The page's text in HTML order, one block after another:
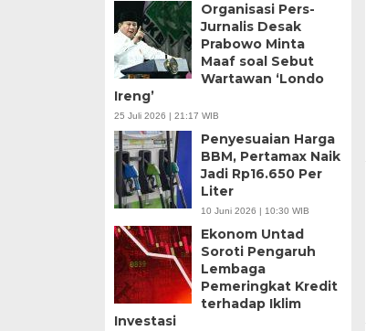
Organisasi Pers-
Jurnalis Desak
Prabowo Minta
Maaf soal Sebut
Wartawan ‘Londo
Ireng’
25 Juli 2026 | 21:17 WIB
Penyesuaian Harga
BBM, Pertamax Naik
Jadi Rp16.650 Per
Liter
10 Juni 2026 | 10:30 WIB
Ekonom Untad
Soroti Pengaruh
Lembaga
Pemeringkat Kredit
terhadap Iklim
Investasi